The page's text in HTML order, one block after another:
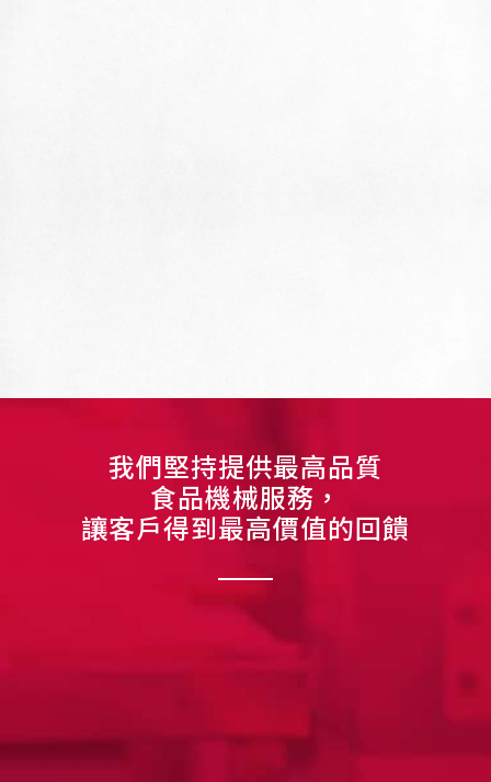
我們堅持提供最高品質
食品機械服務，
讓客戶得到最高價值的回饋